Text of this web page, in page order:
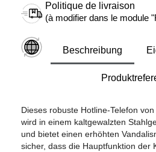
Politique de livraison
(à modifier dans le module
Beschreibung
Dieses robuste Hotline-Telefon
wird in einem kaltgewalzten
und bietet einen erhöhten
sicher, dass die Hauptfunktion der